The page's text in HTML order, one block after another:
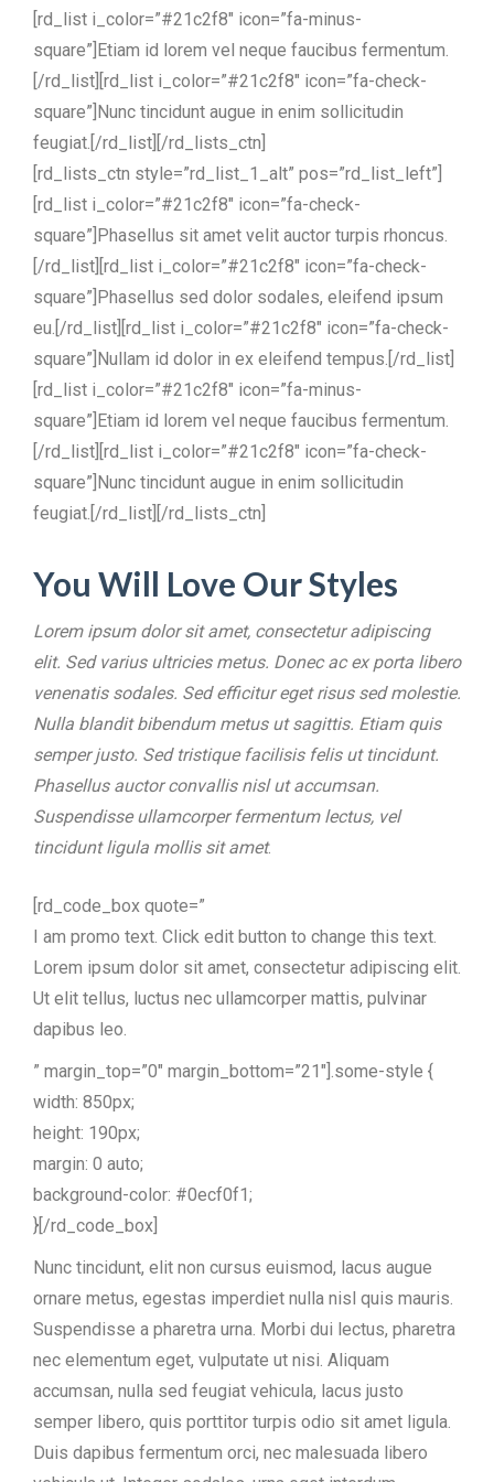
[rd_list i_color=”#21c2f8″ icon=”fa-minus-
square”]Etiam id lorem vel neque faucibus fermentum.
[/rd_list][rd_list i_color=”#21c2f8″ icon=”fa-check-
square”]Nunc tincidunt augue in enim sollicitudin
feugiat.[/rd_list][/rd_lists_ctn]
[rd_lists_ctn style=”rd_list_1_alt” pos=”rd_list_left”]
[rd_list i_color=”#21c2f8″ icon=”fa-check-
square”]Phasellus sit amet velit auctor turpis rhoncus.
[/rd_list][rd_list i_color=”#21c2f8″ icon=”fa-check-
square”]Phasellus sed dolor sodales, eleifend ipsum
eu.[/rd_list][rd_list i_color=”#21c2f8″ icon=”fa-check-
square”]Nullam id dolor in ex eleifend tempus.[/rd_list]
[rd_list i_color=”#21c2f8″ icon=”fa-minus-
square”]Etiam id lorem vel neque faucibus fermentum.
[/rd_list][rd_list i_color=”#21c2f8″ icon=”fa-check-
square”]Nunc tincidunt augue in enim sollicitudin
feugiat.[/rd_list][/rd_lists_ctn]
You Will Love Our Styles
Lorem ipsum dolor sit amet, consectetur adipiscing
elit. Sed varius ultricies metus. Donec ac ex porta libero
venenatis sodales. Sed efficitur eget risus sed molestie.
Nulla blandit bibendum metus ut sagittis. Etiam quis
semper justo. Sed tristique facilisis felis ut tincidunt.
Phasellus auctor convallis nisl ut accumsan.
Suspendisse ullamcorper fermentum lectus, vel
tincidunt ligula mollis sit amet.
[rd_code_box quote=”
I am promo text. Click edit button to change this text.
Lorem ipsum dolor sit amet, consectetur adipiscing elit.
Ut elit tellus, luctus nec ullamcorper mattis, pulvinar
dapibus leo.
” margin_top=”0″ margin_bottom=”21″].some-style {
width: 850px;
height: 190px;
margin: 0 auto;
background-color: #0ecf0f1;
}[/rd_code_box]
Nunc tincidunt, elit non cursus euismod, lacus augue
ornare metus, egestas imperdiet nulla nisl quis mauris.
Suspendisse a pharetra urna. Morbi dui lectus, pharetra
nec elementum eget, vulputate ut nisi. Aliquam
accumsan, nulla sed feugiat vehicula, lacus justo
semper libero, quis porttitor turpis odio sit amet ligula.
Duis dapibus fermentum orci, nec malesuada libero